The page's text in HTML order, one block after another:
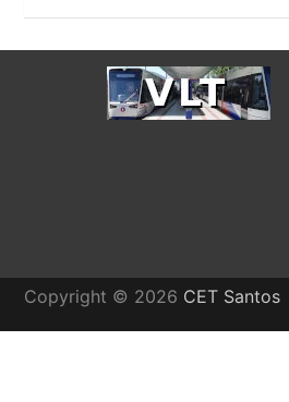
Copyright © 2026 CET Santos